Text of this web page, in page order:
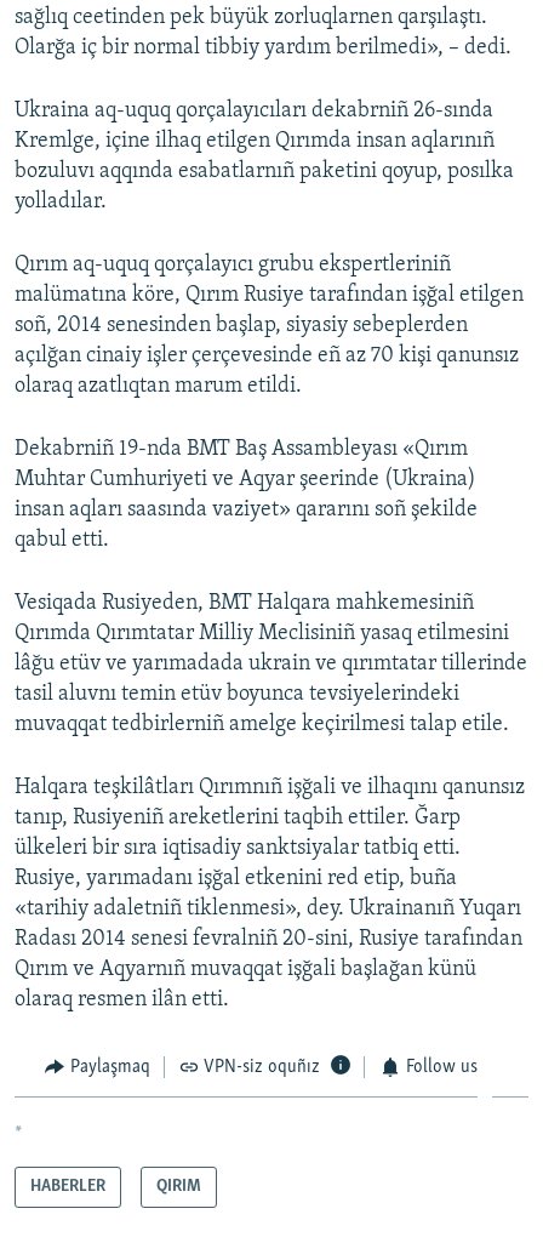
sağlıq ceetinden pek büyük zorluqlarnen qarşılaştı.
Olarğa iç bir normal tibbiy yardım berilmedi», – dedi.
Ukraina aq-uquq qorçalayıcıları dekabrniñ 26-sında
Kremlge, içine ilhaq etilgen Qırımda insan aqlarınıñ
bozuluvı aqqında esabatlarnıñ paketini qoyup, posılka
yolladılar.
Qırım aq-uquq qorçalayıcı grubu ekspertleriniñ
malümatına köre, Qırım Rusiye tarafından işğal etilgen
soñ, 2014 senesinden başlap, siyasiy sebeplerden
açılğan cinaiy işler çerçevesinde eñ az 70 kişi qanunsız
olaraq azatlıqtan marum etildi.
Dekabrniñ 19-nda BMT Baş Assambleyası «Qırım
Muhtar Cumhuriyeti ve Aqyar şeerinde (Ukraina)
insan aqları saasında vaziyet» qararını soñ şekilde
qabul etti.
Vesiqada Rusiyeden, BMT Halqara mahkemesiniñ
Qırımda Qırımtatar Milliy Meclisiniñ yasaq etilmesini
lâğu etüv ve yarımadada ukrain ve qırımtatar tillerinde
tasil aluvnı temin etüv boyunca tevsiyelerindeki
muvaqqat tedbirlerniñ amelge keçirilmesi talap etile.
Halqara teşkilâtları Qırımnıñ işğali ve ilhaqını qanunsız
tanıp, Rusiyeniñ areketlerini taqbih ettiler. Ğarp
ülkeleri bir sıra iqtisadiy sanktsiyalar tatbiq etti.
Rusiye, yarımadanı işğal etkenini red etip, buña
«tarihiy adaletniñ tiklenmesi», dey. Ukrainanıñ Yuqarı
Radası 2014 senesi fevralniñ 20-sini, Rusiye tarafından
Qırım ve Aqyarnıñ muvaqqat işğali başlağan künü
olaraq resmen ilân etti.
Paylaşmaq VPN-siz oquñız Follow us
*
HABERLER QIRIM